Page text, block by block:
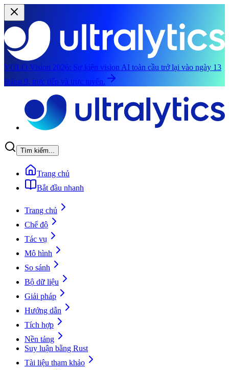
YOLO Vision 2026: Sự kiện vision AI toàn cầu trở lại vào ngày 13
tháng 9, trực tiếp và trực tuyến.
Tìm kiếm...
Trang chủ
Bắt đầu nhanh
Trang chủ
Chế độ
Tác vụ
Mô hình
So sánh
Bộ dữ liệu
Giải pháp
Hướng dẫn
Tích hợp
Nền tảng
Suy luận bằng Rust
Tài liệu tham khảo